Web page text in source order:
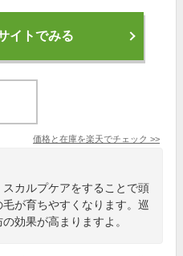
イトでみる
価格と在庫を楽天でチェック >>
カルプケアをすることで頭
が育ちやすくなります。巡
効果が高まりますよ。